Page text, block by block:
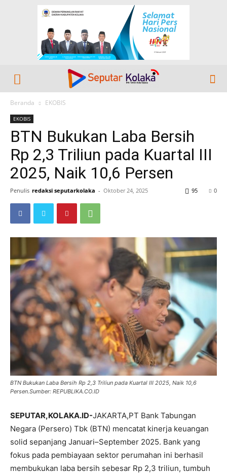
Beranda EKOBIS
EKOBIS
BTN Bukukan Laba Bersih
Rp 2,3 Triliun pada Kuartal III
2025, Naik 10,6 Persen
Penulis redaksi seputarkolaka - Oktober 24, 2025 0
95
BTN Bukukan Laba Bersih Rp 2,3 Triliun pada Kuartal III 2025, Naik 10,6
Persen.Sumber: REPUBLIKA.CO.ID
SEPUTAR,KOLAKA.ID-JAKARTA,PT Bank Tabungan
Negara (Persero) Tbk (BTN) mencatat kinerja keuangan
solid sepanjang Januari–September 2025. Bank yang
fokus pada pembiayaan sektor perumahan ini berhasil
membukukan laba bersih sebesar Rp 2,3 triliun, tumbuh